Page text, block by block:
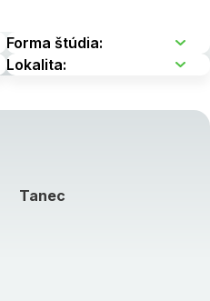
Tanec